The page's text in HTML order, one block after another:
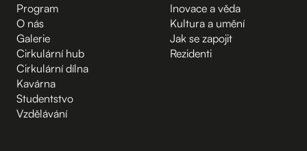
Program
O nás
Galerie
Cirkulární hub
Cirkulární dílna
Kavárna
Studentstvo
Vzdělávání
Inovace a věda
Kultura a umění
Jak se zapojit
Rezidenti